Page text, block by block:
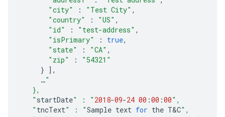
"city"
: "Test City" ,
"country"
: "US" ,
"id"
: "test-address" ,
"isPrimary"
: true,
"state"
: "CA" ,
"zip"
:
"54321"
} ],
…"
   },
   "
startDate" : " 2018-09-24 00 :00 :00",
   "
tncText" : "Sample text for the T&C",